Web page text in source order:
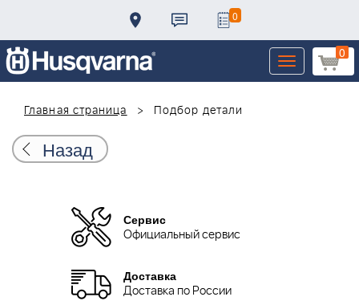
0
0
Toggle
navigation
Главная страница
Подбор детали
Назад
Сервис
Официальный сервис
Доставка
Доставка по России